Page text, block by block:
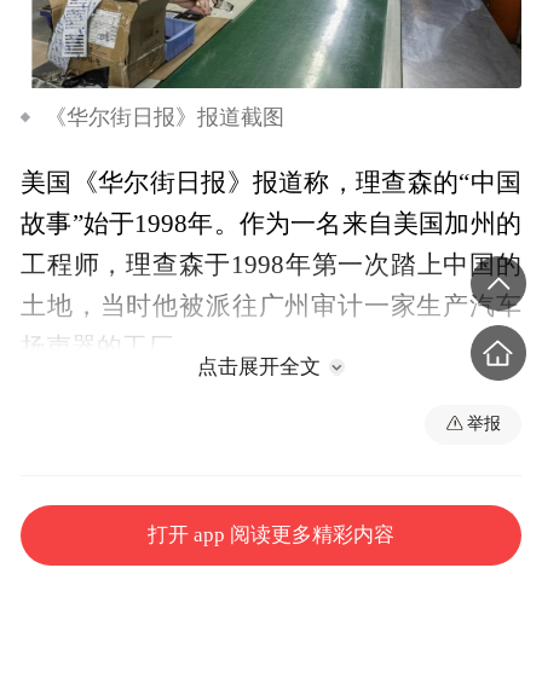
《华尔街日报》报道截图
美国《华尔街日报》报道称，理查森的“中国
故事”始于1998年。作为一名来自美国加州的
工程师，理查森于1998年第一次踏上中国的
土地，当时他被派往广州审计一家生产汽车
扬声器的工厂。
原本是一项为期12个月的外派任务，理查森
他回忆起初到广州时的场景说：“那时候到处
是农田，路上的汽车种类屈指可数，出租车
点击展开全文
举报
打开 app 阅读更多精彩内容